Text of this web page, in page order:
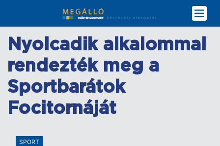
tartalomra
Nyolcadik alkalommal
rendezték meg a
Sportbarátok
Focitornáját
SPORT